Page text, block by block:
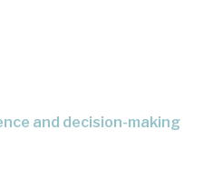
and decision-making